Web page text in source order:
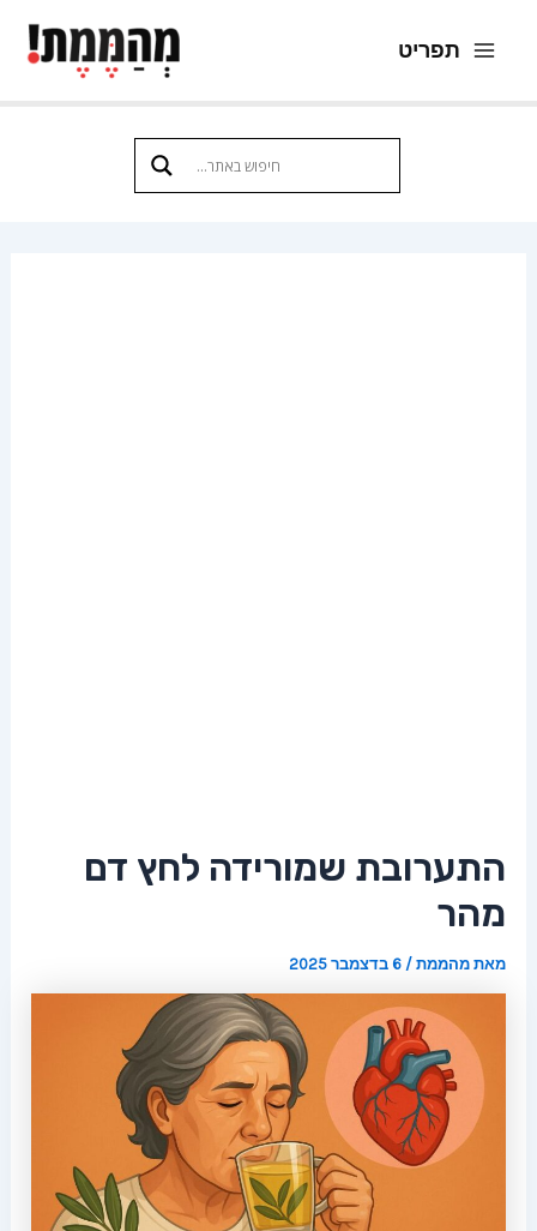
לתוכן
תפריט
התערובת שמורידה לחץ דם
מהר
מאתמהממת/6 בדצמבר 2025